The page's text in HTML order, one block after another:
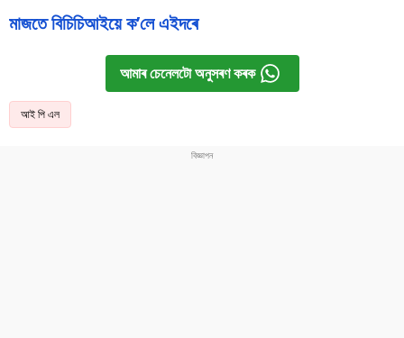
মাজতে বিচিচিআইয়ে ক’লে এইদৰে
আমাৰ চেনেলটো অনুসৰণ কৰক
আই পি এল